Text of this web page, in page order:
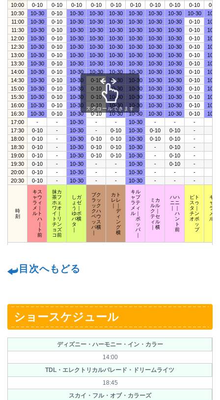
10:00
0-10 0-10 0-10 0-10 0-10 0-10 0-10 0-10 0-10
0-10
10:30
10-30 0-10 10-30 10-30 10-30 10-30 10-30 10-30 10-30
10-
11:00
10-30 0-10 10-30 10-30 10-30 10-30 10-30 10-30 0-10
10-
11:30
10-30 0-10 10-30 10-30 10-30 10-30 10-30 10-30 0-10
10-
12:00
10-30 0-10 10-30 10-30 10-30 10-30 10-30 10-30 0-10
10-
12:30
10-30 0-10 10-30 10-30 10-30 10-30 10-30 10-30 0-10
10-
13:00
10-30 0-10 10-30 10-30 10-30 10-30 10-30 10-30 0-10
10-
13:30
10-30 0-10 10-30 10-30 10-30 10-30 10-30 10-30 0-10
10-
14:00
10-30 0-10 10-30 10-30 10-30 10-30 10-30 10-30 0-10
10-
14:30
10-30 0-10 10-30 0-10 10-30 10-30 10-30 10-30 0-10
10-
15:00
10-30 0-10 10-30 0-10 10-30 10-30 10-30 10-30 0-10
10-
15:30
10-30 0-10 10-30 0-10 10-30 10-30 10-30 10-30 0-10
10-
16:00
10-30 0-10 10-30 0-10 10-30 10-30 10-30 10-30 0-10
10-
16:30
10-30 0-10 10-30 0-10 10-30 10-30 10-30 10-30 0-10
10-
17:00
- - 10-30 - - 10-30 - - -
17:30
0-10 - 10-30 - 0-10 10-30 0-10 0-10 -
18:00
0-10 - 10-30 0-10 0-10 10-30 0-10 0-10 -
18:30
0-10 - 10-30 0-10 0-10 10-30 - 0-10 -
19:00
0-10 - 10-30 0-10 0-10 10-30 - 0-10 -
19:30
0-10 - 10-30 - - 10-30 - 0-10 -
20:00
0-10 - 10-30 - - 10-30 - - -
20:30
0-10 - 10-30 - - 10-30 - - -
時
刻
キス
ャウ
ラィ
メ｜
ルト
ハ
｜
ト
前
抹カ
茶フ
ホェ
ワオ
イ｜
トリ
チン
ョズ
コ前
しガ
ょゼ
う｜
ゆボ
バ横
タ
｜
ブク
ラッ
ック
クハ
ペウ
ッス
パ横
｜
カト
レレ
｜｜
デ
ィ
ン
グ
横
キル
ャプ
ラテ
メィ
ル｜
ポ
ッ
パ
｜
ミカ
ルル
ク｜
テセ
ィル
｜横
ハハ
ニニ
｜｜
ハ
ン
ト
前
ピト
スゥ
タ｜
チン
オポ
ッ
プ
キポ
ャッ
ラプ
メア
ルロ
スクロールできます
目次へもどる
ショースケジュール
ディズニー・ハーモニー・イン・カラー
14:00
TDL・エレクトリカルパレード・ドリームライツ
18:45
スカイ・フル・オブ・カラーズ